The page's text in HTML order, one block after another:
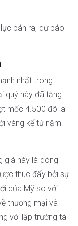
bán ra, dự báo
nhất trong
quý này đã tăng
mốc 4.500 đô la
vàng kể từ năm
giá này là dòng
thúc đẩy bởi sự
của Mỹ so với
thương mại và
với lập trường tài